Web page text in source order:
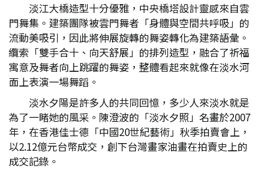
淡江大橋造型十分優雅，中央橋塔設計靈感來自雲
門舞集。建築團隊被雲門舞者「身體與空間共呼吸」的
流動美吸引，因此將伸展旋轉的舞姿轉化為建築語彙。
纜索「雙手合十、向天舒展」的排列造型，融合了祈福
寓意及舞者向上跳躍的舞姿，整體看起來就像在淡水河
面上表演一場舞蹈。
淡水夕陽是許多人的共同回憶，多少人來淡水就是
為了一睹她的風采。陳澄波的「淡水夕照」名畫於2007
年，在香港佳士德「中國20世紀藝術」秋季拍賣會上，
以2.12億元台幣成交，創下台灣畫家油畫在拍賣史上的
成交記錄。